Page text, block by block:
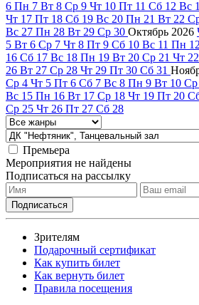
6 Пн 7 Вт 8 Ср 9 Чт 10 Пт 11 Сб 12 Вс
Чт 17 Пт 18 Сб 19 Вс 20 Пн 21 Вт 22
Вс 27 Пн 28 Вт 29 Ср 30 Октябрь 2026
5 Вт 6 Ср 7 Чт 8 Пт 9 Сб 10 Вс 11 Пн 12
16 Сб 17 Вс 18 Пн 19 Вт 20 Ср 21 Чт 22
26 Вт 27 Ср 28 Чт 29 Пт 30 Сб 31
Ср 4 Чт 5 Пт 6 Сб 7 Вс 8 Пн 9 Вт 10 Ср
Вс 15 Пн 16 Вт 17 Ср 18 Чт 19 Пт 20
Ср 25 Чт 26 Пт 27 Сб 28
Премьера
Мероприятия не найдены
Подписаться на рассылку
Зрителям
Подарочный сертификат
Как купить билет
Как вернуть билет
Правила посещения